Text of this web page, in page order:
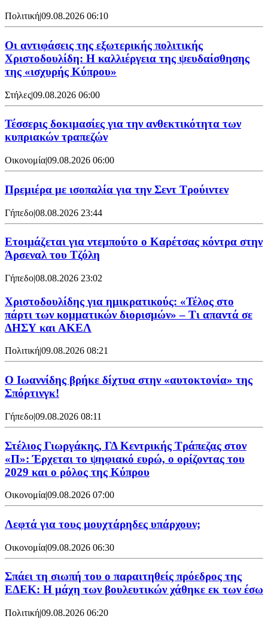
Πολιτική|09.08.2026 06:10
Οι αντιφάσεις της εξωτερικής πολιτικής
Χριστοδουλίδη: Η καλλιέργεια της ψευδαίσθησης
της «ισχυρής Κύπρου»
Στήλες|09.08.2026 06:00
Τέσσερις δοκιμασίες για την ανθεκτικότητα των
κυπριακών τραπεζών
Οικονομία|09.08.2026 06:00
Πρεμιέρα με ισοπαλία για την Σεντ Τρούιντεν
Γήπεδο|08.08.2026 23:44
Ετοιμάζεται για ντεμπούτο ο Καρέτσας κόντρα στην
Άρσεναλ του Τζόλη
Γήπεδο|08.08.2026 23:02
Χριστοδουλίδης για ημικρατικούς: «Τέλος στο
πάρτι των κομματικών διορισμών» – Τι απαντά σε
ΔΗΣΥ και ΑΚΕΛ
Πολιτική|09.08.2026 08:21
Ο Ιωαννίδης βρήκε δίχτυα στην «αυτοκτονία» της
Σπόρτινγκ!
Γήπεδο|09.08.2026 08:11
Στέλιος Γιωργάκης, ΓΔ Κεντρικής Τράπεζας στον
«Π»: Έρχεται το ψηφιακό ευρώ, ο ορίζοντας του
2029 και ο ρόλος της Κύπρου
Οικονομία|09.08.2026 07:00
Λεφτά για τους μουχτάρηδες υπάρχουν;
Οικονομία|09.08.2026 06:30
Σπάει τη σιωπή του ο παραιτηθείς πρόεδρος της
ΕΔΕΚ: Η μάχη των βουλευτικών χάθηκε εκ των έσω
Πολιτική|09.08.2026 06:20